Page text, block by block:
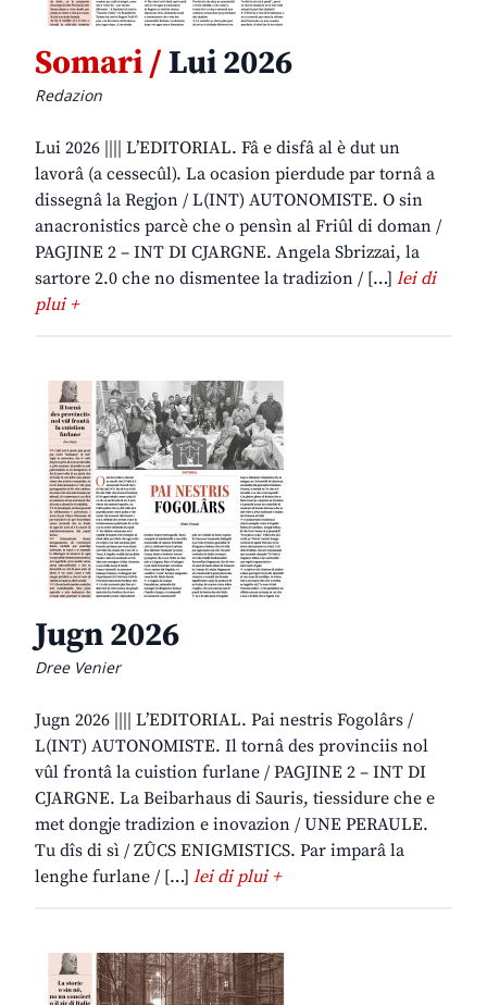
Somari /Lui 2026
Redazion
Lui 2026 |||| L’EDITORIAL. Fâ e disfâ al è dut un
lavorâ (a cessecûl). La ocasion pierdude par tornâ a
dissegnâ la Regjon / L(INT) AUTONOMISTE. O sin
anacronistics parcè che o pensìn al Friûl di doman /
PAGJINE 2 – INT DI CJARGNE. Angela Sbrizzai, la
sartore 2.0 che no dismentee la tradizion / […] lei di
plui +
Jugn 2026
Dree Venier
Jugn 2026 |||| L’EDITORIAL. Pai nestris Fogolârs /
L(INT) AUTONOMISTE. Il tornâ des provinciis nol
vûl frontâ la cuistion furlane / PAGJINE 2 – INT DI
CJARGNE. La Beibarhaus di Sauris, tiessidure che e
met dongje tradizion e inovazion / UNE PERAULE.
Tu dîs di sì / ZÛCS ENIGMISTICS. Par imparâ la
lenghe furlane / […] lei di plui +